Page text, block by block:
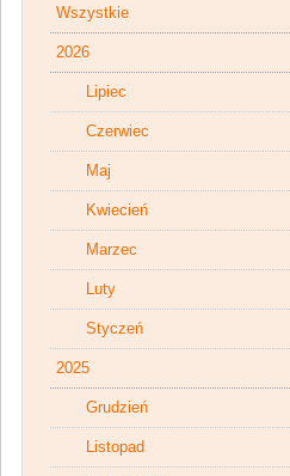
Wszystkie
2026
Lipiec
Czerwiec
Maj
Kwiecień
Marzec
Luty
Styczeń
2025
Grudzień
Listopad